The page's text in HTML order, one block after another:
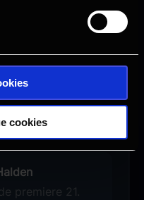
cookies
Se galleri
premiere 21.